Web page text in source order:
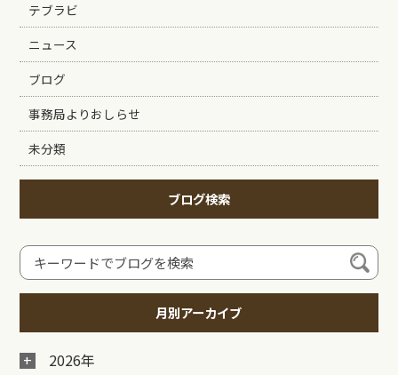
テブラビ
ニュース
ブログ
事務局よりおしらせ
未分類
ブログ検索
月別アーカイブ
2026年